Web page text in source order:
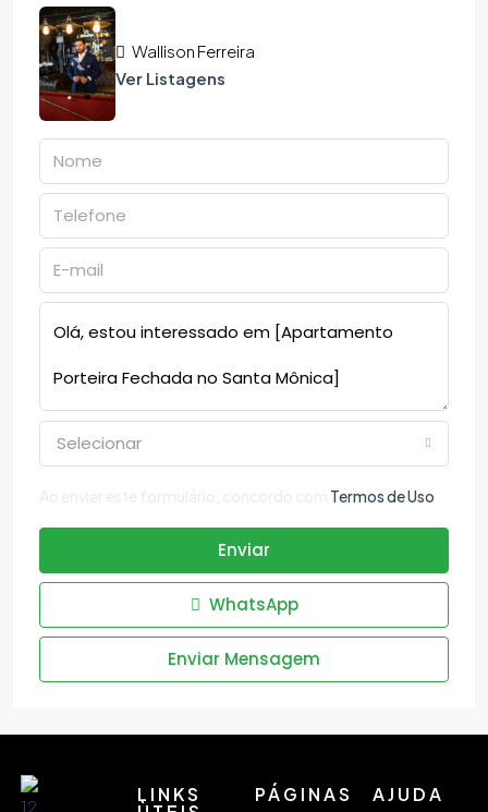
Wallison Ferreira
Ver Listagens
Selecionar
Termos de Uso
Enviar
WhatsApp
Enviar Mensagem
LINKS PÁGINAS AJUDA